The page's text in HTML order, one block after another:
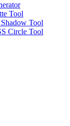
Tool
Tool
Circle Tool